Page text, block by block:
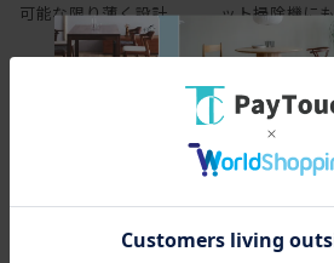
可能な限り薄く設計
ット掃除機に
ます